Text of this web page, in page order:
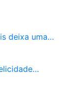
deixa uma…